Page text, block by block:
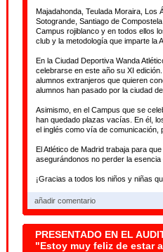
Majadahonda, Teulada Moraira, Los
Sotogrande, Santiago de
Campus rojiblanco y en todos ellos
club y la metodología que imparte la
En la Ciudad Deportiva Wanda
celebrarse en este año su XI
alumnos extranjeros que quieren
alumnos han pasado por la ciudad
Asimismo, en el Campus que se
han quedado plazas vacías. En él,
el inglés como vía de comunicación,
El Atlético de Madrid trabaja para
asegurándonos no perder la
¡Gracias a todos los niños y niñas
añadir comentario
PRESENTADO EN EL
"Estoy muy feliz de estar